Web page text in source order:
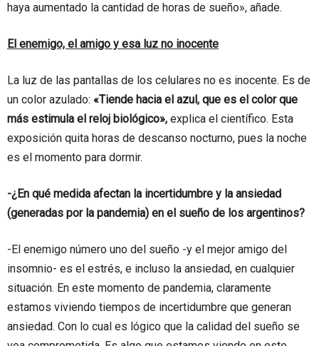
haya aumentado la cantidad de horas de sueño», añade.
El enemigo, el amigo y esa luz no inocente
La luz de las pantallas de los celulares no es inocente. Es de
un color azulado: «Tiende hacia el azul, que es el color que
más estimula el reloj biológico», explica el científico. Esta
exposición quita horas de descanso nocturno, pues la noche
es el momento para dormir.
-¿En qué medida afectan la incertidumbre y la ansiedad
(generadas por la pandemia) en el sueño de los argentinos?
-El enemigo número uno del sueño -y el mejor amigo del
insomnio- es el estrés, e incluso la ansiedad, en cualquier
situación. En este momento de pandemia, claramente
estamos viviendo tiempos de incertidumbre que generan
ansiedad. Con lo cual es lógico que la calidad del sueño se